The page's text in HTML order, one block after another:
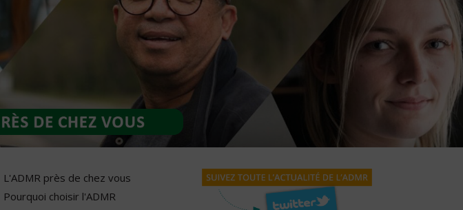
L'ADMR près de chez vous
Pourquoi choisir l'ADMR